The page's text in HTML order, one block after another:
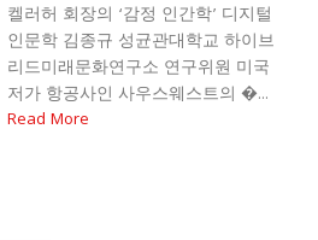
켈러허 회장의 ‘감정 인간학’ 디지털
인문학 김종규 성균관대학교 하이브
리드미래문화연구소 연구위원 미국
저가 항공사인 사우스웨스트의 �...
Read More